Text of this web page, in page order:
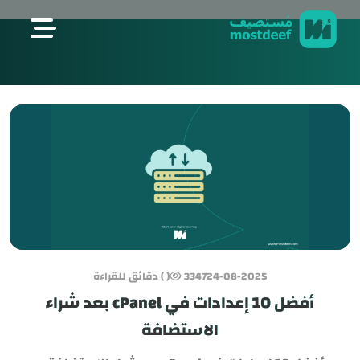
24-08-2025
3347 ( ) دقائق للقراءة
أفضل 10 إعدادات في cPanel بعد شراء
الاستضافة